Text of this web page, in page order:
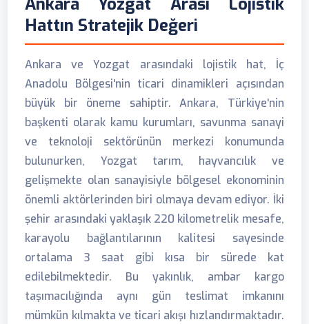
Hattın Stratejik Değeri
Ankara ve Yozgat arasındaki lojistik hat, İç
Anadolu Bölgesi'nin ticari dinamikleri açısından
büyük bir öneme sahiptir. Ankara, Türkiye'nin
başkenti olarak kamu kurumları, savunma sanayi
ve teknoloji sektörünün merkezi konumunda
bulunurken, Yozgat tarım, hayvancılık ve
gelişmekte olan sanayisiyle bölgesel ekonominin
önemli aktörlerinden biri olmaya devam ediyor. İki
şehir arasındaki yaklaşık 220 kilometrelik mesafe,
karayolu bağlantılarının kalitesi sayesinde
ortalama 3 saat gibi kısa bir sürede kat
edilebilmektedir. Bu yakınlık, ambar kargo
taşımacılığında aynı gün teslimat imkanını
mümkün kılmakta ve ticari akışı hızlandırmaktadır.